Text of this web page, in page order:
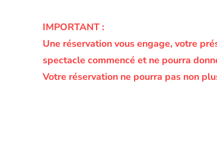
IMPORTANT :
Une réservation vous engage, votre
spectacle commencé et ne pourra
Votre réservation ne pourra pas non